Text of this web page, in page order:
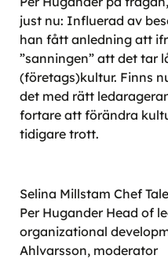
just nu: Influerad av
han fått anledning att
”sanningen” att det tar
(företags)kultur. Finns
det med rätt
fortare att förändra
tidigare trott.
Selina Millstam Chef
Per Hugander Head of
organizational
Ahlvarsson, moderator